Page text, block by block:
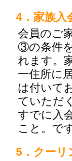
4．家族入
会員のご
③の条件
れます。
一住所に
は付いて
ていただ
すでに入
こと。で
5．クーリ